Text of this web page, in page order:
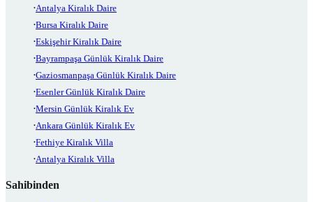
Antalya Kiralık Daire
Bursa Kiralık Daire
Eskişehir Kiralık Daire
Bayrampaşa Günlük Kiralık Daire
Gaziosmanpaşa Günlük Kiralık Daire
Esenler Günlük Kiralık Daire
Mersin Günlük Kiralık Ev
Ankara Günlük Kiralık Ev
Fethiye Kiralık Villa
Antalya Kiralık Villa
Sahibinden